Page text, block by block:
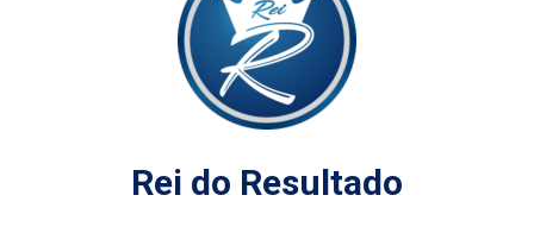
Rei do Resultado